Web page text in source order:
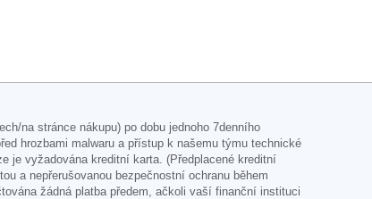
na stránce nákupu) po dobu jednoho 7denního
hrozbami malwaru a přístup k našemu týmu technické
je vyžadována kreditní karta. (Předplacené kreditní
a nepřerušovanou bezpečnostní ochranu během
žádná platba předem, ačkoli vaší finanční instituci